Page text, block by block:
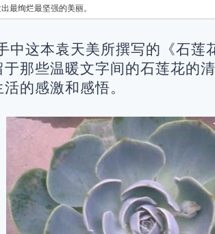
最绚烂最坚强的美丽。
中这本袁天美所撰写的《石莲
于那些温暖文字间的石莲花的
的感激和感悟。